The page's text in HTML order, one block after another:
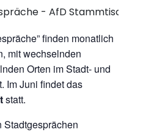
finden monatlich
mit wechselnden
Orten im Stadt- und
Im Juni findet das
statt.
Stadtgesprächen